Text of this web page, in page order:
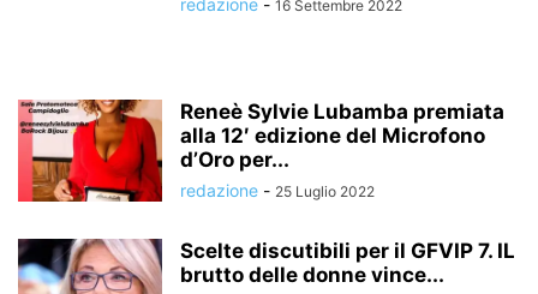
16 Settembre 2022
Reneè Sylvie Lubamba premiata
alla 12′ edizione del Microfono
d’Oro per...
redazione - 25 Luglio 2022
Scelte discutibili per il GFVIP 7. IL
brutto delle donne vince...